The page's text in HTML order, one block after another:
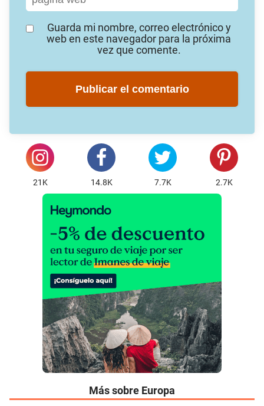
Guarda mi nombre, correo electrónico y
web en este navegador para la próxima
vez que comente.
21K 14.8K 7.7K 2.7K
Más sobre Europa